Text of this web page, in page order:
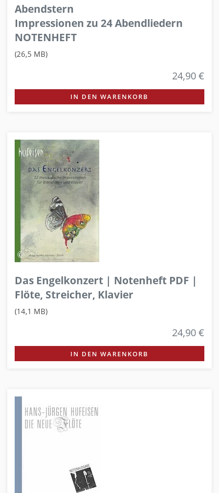
Abendstern
Impressionen zu 24 Abendliedern
NOTENHEFT
(26,5 MB)
24,90 €
IN DEN WARENKORB
Das Engelkonzert | Notenheft PDF |
Flöte, Streicher, Klavier
(14,1 MB)
24,90 €
IN DEN WARENKORB